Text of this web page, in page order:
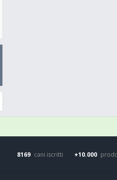
8169 cani iscritti +10.000